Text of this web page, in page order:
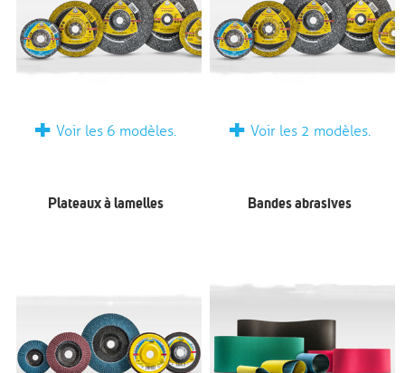
+Voir les 6 modèles. + Voir les 2 modèles.
Plateaux à lamelles Bandes abrasives